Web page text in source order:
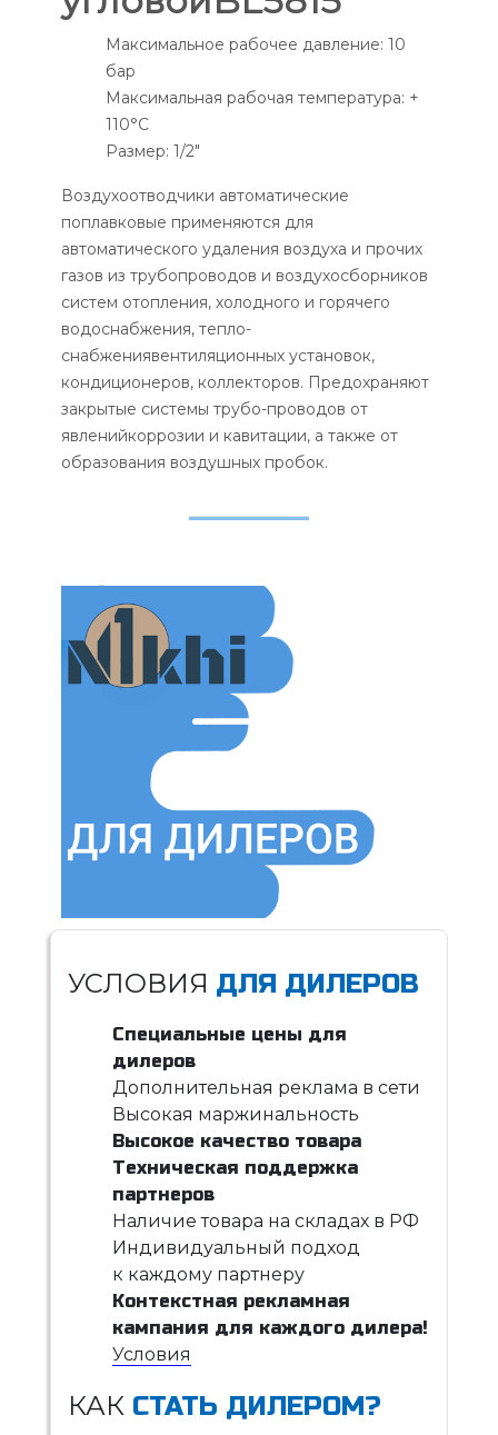
Максимальное рабочее давление: 10
бар
Максимальная рабочая температура: +
110°С
Размер: 1/2"
Воздухоотводчики автоматические
поплавковые применяются для
автоматического удаления воздуха и прочих
газов из трубопроводов и воздухосборников
систем отопления, холодного и горячего
водоснабжения, тепло-
снабжениявентиляционных установок,
кондиционеров, коллекторов. Предохраняют
закрытые системы трубо-проводов от
явленийкоррозии и кавитации, а также от
образования воздушных пробок.
УСЛОВИЯ ДЛЯ ДИЛЕРОВ
Специальные цены для
дилеров
Дополнительная реклама в сети
Высокая маржинальность
Высокое качество товара
Техническая поддержка
партнеров
Наличие товара на складах в РФ
Индивидуальный подход
к каждому партнеру
Контекстная рекламная
кампания для каждого дилера!
Условия
КАК СТАТЬ ДИЛЕРОМ?